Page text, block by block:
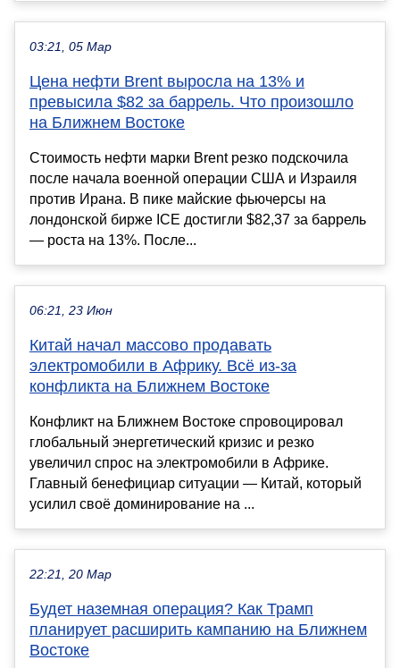
03:21, 05 Мар
Цена нефти Brent выросла на 13% и
превысила $82 за баррель. Что произошло
на Ближнем Востоке
Стоимость нефти марки Brent резко подскочила
после начала военной операции США и Израиля
против Ирана. В пике майские фьючерсы на
лондонской бирже ICE достигли $82,37 за баррель
— роста на 13%. После...
06:21, 23 Июн
Китай начал массово продавать
электромобили в Африку. Всё из-за
конфликта на Ближнем Востоке
Конфликт на Ближнем Востоке спровоцировал
глобальный энергетический кризис и резко
увеличил спрос на электромобили в Африке.
Главный бенефициар ситуации — Китай, который
усилил своё доминирование на ...
22:21, 20 Мар
Будет наземная операция? Как Трамп
планирует расширить кампанию на Ближнем
Востоке